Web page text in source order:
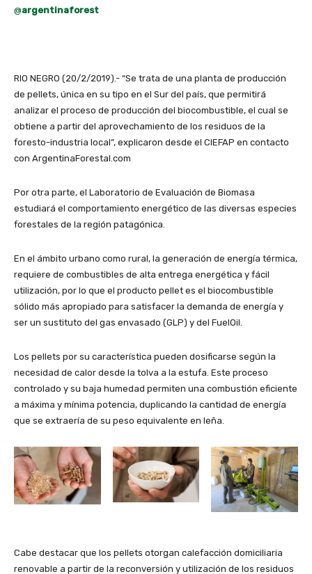
@argentinaforest
RIO NEGRO (20/2/2019).- “Se trata de una planta de producción
de pellets, única en su tipo en el Sur del país, que permitirá
analizar el proceso de producción del biocombustible, el cual se
obtiene a partir del aprovechamiento de los residuos de la
foresto-industria local”, explicaron desde el CIEFAP en contacto
con ArgentinaForestal.com
Por otra parte, el Laboratorio de Evaluación de Biomasa
estudiará el comportamiento energético de las diversas especies
forestales de la región patagónica.
En el ámbito urbano como rural, la generación de energía térmica,
requiere de combustibles de alta entrega energética y fácil
utilización, por lo que el producto pellet es el biocombustible
sólido más apropiado para satisfacer la demanda de energía y
ser un sustituto del gas envasado (GLP) y del FuelOil.
Los pellets por su característica pueden dosificarse según la
necesidad de calor desde la tolva a la estufa. Este proceso
controlado y su baja humedad permiten una combustión eficiente
a máxima y mínima potencia, duplicando la cantidad de energía
que se extraería de su peso equivalente en leña.
Cabe destacar que los pellets otorgan calefacción domiciliaria
renovable a partir de la reconversión y utilización de los residuos